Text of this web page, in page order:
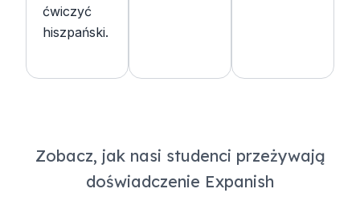
ćwiczyć
hiszpański.
Zobacz, jak nasi studenci przeżywają
doświadczenie Expanish